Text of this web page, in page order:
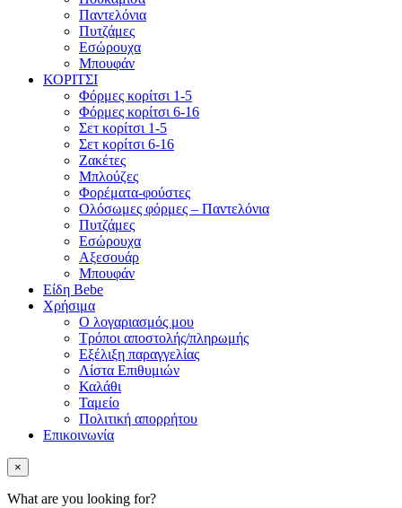
Παντελόνια
Πυτζάμες
Εσώρουχα
Μπουφάν
ΚΟΡΙΤΣΙ
Φόρμες κορίτσι 1-5
Φόρμες κορίτσι 6-16
Σετ κορίτσι 1-5
Σετ κορίτσι 6-16
Ζακέτες
Μπλούζες
Φορέματα-φούστες
Ολόσωμες φόρμες – Παντελόνια
Πυτζάμες
Εσώρουχα
Αξεσουάρ
Μπουφάν
Είδη Bebe
Χρήσιμα
Ο λογαριασμός μου
Τρόποι αποστολής/πληρωμής
Εξέλιξη παραγγελίας
Λίστα Επιθυμιών
Καλάθι
Ταμείο
Πολιτική απορρήτου
Επικοινωνία
×
What are you looking for?